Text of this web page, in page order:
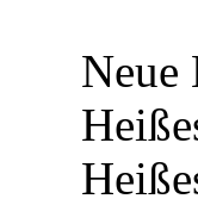
Neue